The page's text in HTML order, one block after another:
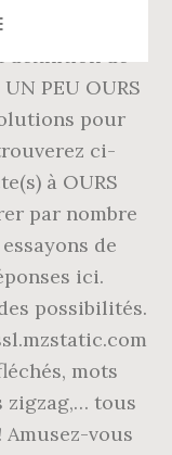
définition de
PEU OURS
pour
ci-
à OURS
par nombre
de
ici.
possibilités.
mots
zigzag,… tous
vous